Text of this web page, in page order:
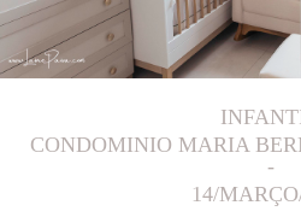
CONDOMINIO MARIA
14/